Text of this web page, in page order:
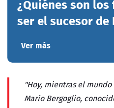
¿Quiénes son
ser el sucesor de
Ver más
"Hoy, mientras el
Mario Bergoglio,